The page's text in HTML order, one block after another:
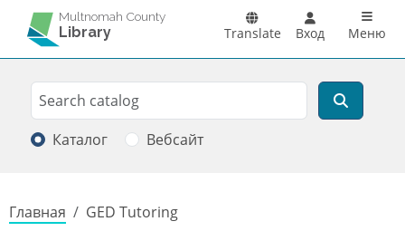
Перейти к основному содержанию
Multnomah County
Library Translate Вход Main
Меню
Search
Поиск
Каталог Вебсайт
Строка навигации
Главная GED Tutoring